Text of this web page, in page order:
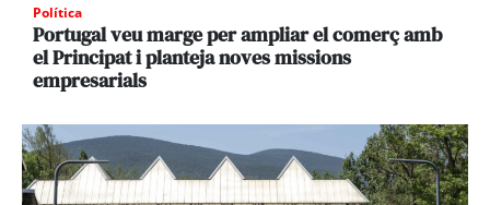
Política
Portugal veu marge per ampliar el comerç amb
el Principat i planteja noves missions
empresarials